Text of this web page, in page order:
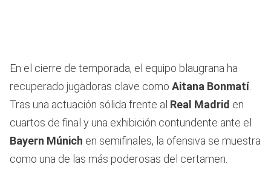
En el cierre de temporada, el equipo blaugrana ha
recuperado jugadoras clave como Aitana Bonmatí.
Tras una actuación sólida frente al Real Madrid en
cuartos de final y una exhibición contundente ante el
Bayern Múnich en semifinales, la ofensiva se muestra
como una de las más poderosas del certamen.